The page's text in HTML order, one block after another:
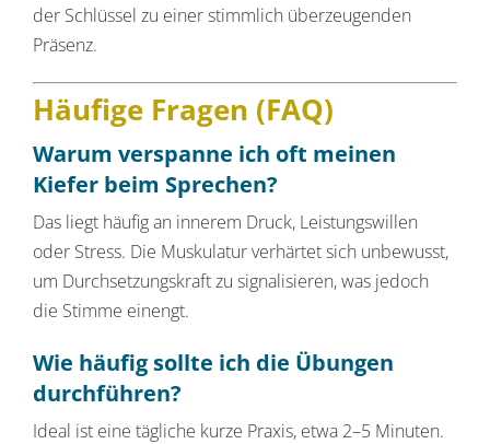
der Schlüssel zu einer stimmlich überzeugenden
Präsenz.
Häufige Fragen (FAQ)
Warum verspanne ich oft meinen
Kiefer beim Sprechen?
Das liegt häufig an innerem Druck, Leistungswillen
oder Stress. Die Muskulatur verhärtet sich unbewusst,
um Durchsetzungskraft zu signalisieren, was jedoch
die Stimme einengt.
Wie häufig sollte ich die Übungen
durchführen?
Ideal ist eine tägliche kurze Praxis, etwa 2–5 Minuten.